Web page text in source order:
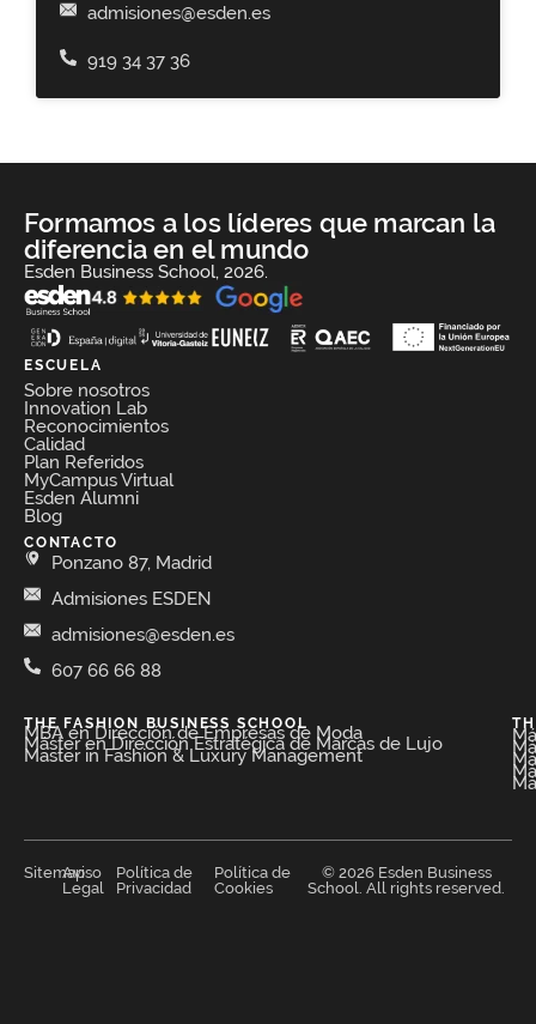
admisiones@esden.es
919 34 37 36
Formamos a los líderes que marcan la
diferencia en el mundo
Esden Business School, 2026.
ESCUELA
Sobre nosotros
Innovation Lab
Reconocimientos
Calidad
Plan Referidos
MyCampus Virtual
Esden Alumni
Blog
CONTACTO
Ponzano 87, Madrid
Admisiones ESDEN
admisiones@esden.es
607 66 66 88
THE FASHION BUSINESS SCHOOL​
MBA en Dirección de Empresas de Moda​
Máster en Dirección Estratégica de Marcas de Lujo
Master in Fashion & Luxury Management
© 2026 Esden Business
School. All rights reserved.
Sitemap
Aviso
Legal
Política de
Privacidad
Política de
Cookies